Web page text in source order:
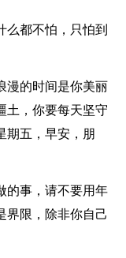
么都不怕，只怕到
漫的时间是你美丽
土，你要每天坚守
期五，早安，朋
的事，请不要用年
界限，除非你自己